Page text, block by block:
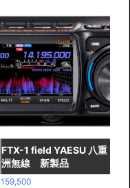
6,
8
0
0
で
し
た。
9
8,
0
0
0
で
す。
FTX-1 field YAESU 八重
洲無線 新製品
159,500